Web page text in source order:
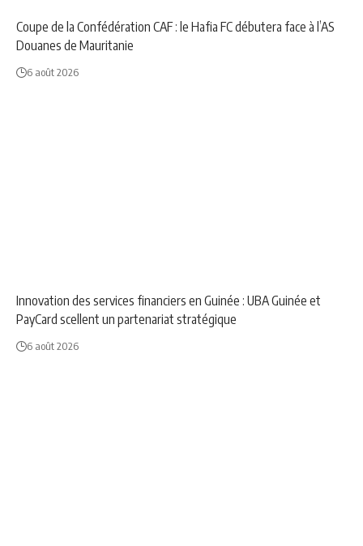
Coupe de la Confédération CAF : le Hafia FC débutera face à l’AS
Douanes de Mauritanie
6 août 2026
Innovation des services financiers en Guinée : UBA Guinée et
PayCard scellent un partenariat stratégique
6 août 2026